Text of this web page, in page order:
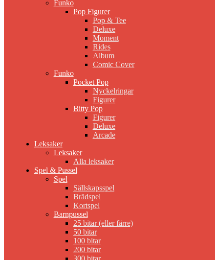
Funko
Pop Figurer
Pop & Tee
Deluxe
Moment
Rides
Album
Comic Cover
Funko
Pocket Pop
Nyckelringar
Figurer
Bitty Pop
Figurer
Deluxe
Arcade
Leksaker
Leksaker
Alla leksaker
Spel & Pussel
Spel
Sällskapsspel
Brädspel
Kortspel
Barnpussel
25 bitar (eller färre)
50 bitar
100 bitar
200 bitar